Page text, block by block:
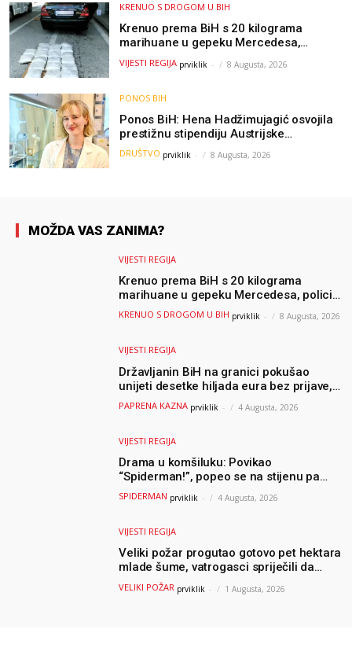
KRENUO S DROGOM U BIH
Krenuo prema BiH s 20 kilograma
marihuane u gepeku Mercedesa,
policija ga uhapsila na granici
VIJESTI REGIJA prviklik - 8 Augusta, 2026
PONOS BIH
Ponos BiH: Hena Hadžimujagić osvojila
prestižnu stipendiju Austrijske
akademije nauka, njeno istraživanje
moglo bi pomoći djeci širom svijeta
DRUŠTVO prviklik - 8 Augusta, 2026
MOŽDA VAS ZANIMA?
VIJESTI REGIJA
Krenuo prema BiH s 20 kilograma
marihuane u gepeku Mercedesa, policija
ga uhapsila na granici
KRENUO S DROGOM U BIH prviklik - 8 Augusta, 2026
VIJESTI REGIJA
Državljanin BiH na granici pokušao
unijeti desetke hiljada eura bez prijave,
uslijedila “paprena” kazna
PAPRENA KAZNA prviklik - 4 Augusta, 2026
VIJESTI REGIJA
Drama u komšiluku: Povikao
“Spiderman!”, popeo se na stijenu pa
ostao zarobljen
SPIDERMAN prviklik - 4 Augusta, 2026
VIJESTI REGIJA
Veliki požar progutao gotovo pet hektara
mlade šume, vatrogasci spriječili da
dođe do još veće katastrofe
VELIKI POŽAR prviklik - 1 Augusta, 2026